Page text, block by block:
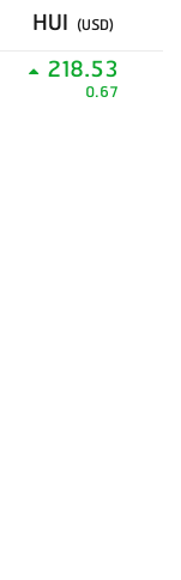
HUI (USD)
218.53
0.67